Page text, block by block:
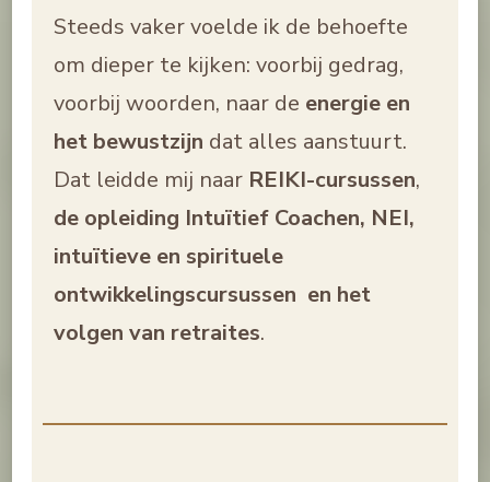
Steeds vaker voelde ik de behoefte
om dieper te kijken: voorbij gedrag,
voorbij woorden, naar de energie en
het bewustzijn dat alles aanstuurt.
Dat leidde mij naar REIKI-cursussen,
de opleiding Intuïtief Coachen, NEI,
intuïtieve en spirituele
ontwikkelingscursussen en het
volgen van retraites.